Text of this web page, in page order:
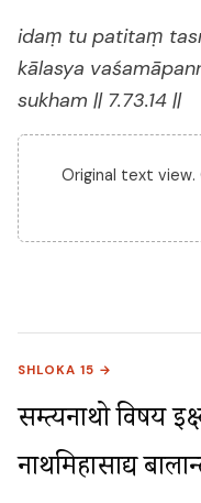
idaṃ tu patitaṃ
kālasya
sukham || 7.73.14 ||
Original text
SHLOKA 15 →
सम्प्रत्यनाथो विषय
नाथमिहासाद्य